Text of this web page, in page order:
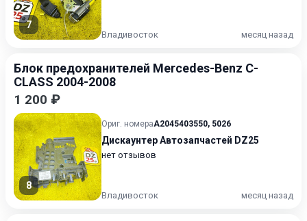
7
Владивосток месяц назад
Блок предохранителей Mercedes-Benz C-
CLASS 2004-2008
1 200 ₽
8
Ориг. номераA2045403550, 5026
Дискаунтер Автозапчастей DZ25
нет отзывов
Владивосток месяц назад